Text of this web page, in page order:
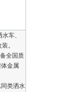
车、
。
全国质
金属
类洒水